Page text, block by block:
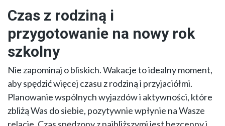
Czas z rodziną i
przygotowanie na nowy rok
szkolny
Nie zapominaj o bliskich. Wakacje to idealny moment,
aby spędzić więcej czasu z rodziną i przyjaciółmi.
Planowanie wspólnych wyjazdów i aktywności, które
zbliżą Was do siebie, pozytywnie wpłynie na Wasze